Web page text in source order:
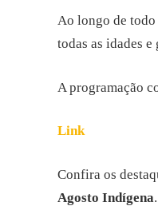
Ao longo de
todas as idades
A programação
Link
Confira os
Agosto Indígena.